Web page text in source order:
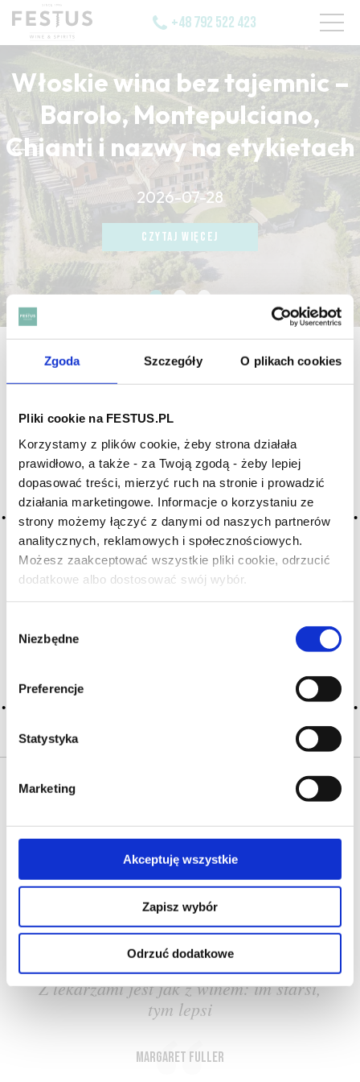
Zgoda Szczegóły O plikach cookies
Pliki cookie na FESTUS.PL
Korzystamy z plików cookie, żeby strona działała
prawidłowo, a także - za Twoją zgodą - żeby lepiej
dopasować treści, mierzyć ruch na stronie i prowadzić
działania marketingowe. Informacje o korzystaniu ze
strony możemy łączyć z danymi od naszych partnerów
analitycznych, reklamowych i społecznościowych.
Możesz zaakceptować wszystkie pliki cookie, odrzucić
dodatkowe albo dostosować swój wybór.
zgody
Niezbędne
Preferencje
Statystyka
Marketing
Akceptuję wszystkie
Zapisz wybór
Odrzuć dodatkowe
Czy masz ukończone 18 lat?
+48 792 522 423
Włoskie wina bez tajemnic –
Barolo, Montepulciano,
Chianti i nazwy na etykietach
2026-07-28
CZYTAJ WIĘCEJ
CZYTAJ WIĘCEJ
CZYTAJ WIĘCEJ
strona główna the big smoke
Archiwum wpisów tagu: the big
smoke
Nothing Found
It seems we can’t find what you’re looking for. Perhaps
Szukaj:
O NAS OFERTA ONLINE PRODUCENCI
BLOG
PRZEWODNIK
SŁOWNIK
Z lekarzami jest jak z winem: im starsi,
tym lepsi
Margaret Fuller